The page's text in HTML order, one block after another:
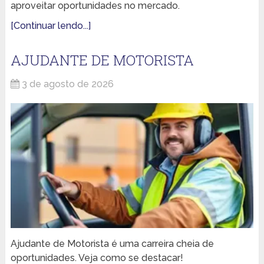
aproveitar oportunidades no mercado.
[Continuar lendo...]
AJUDANTE DE MOTORISTA
3 de agosto de 2026
Ajudante de Motorista é uma carreira cheia de
oportunidades. Veja como se destacar!